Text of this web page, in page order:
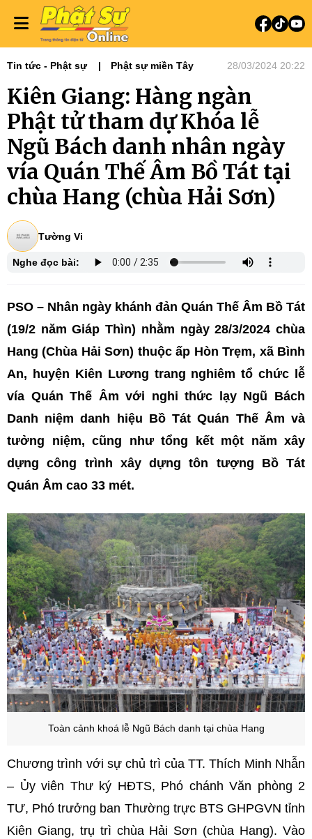
Tin tức - Phật sự Phật sự miền Tây 28/03/2024 20:22
Kiên Giang: Hàng ngàn
Phật tử tham dự Khóa lễ
Ngũ Bách danh nhân ngày
vía Quán Thế Âm Bồ Tát tại
chùa Hang (chùa Hải Sơn)
Tường Vi
Nghe đọc bài:
PSO – Nhân ngày khánh đản Quán Thế Âm Bồ Tát
(19/2 năm Giáp Thìn) nhằm ngày 28/3/2024 chùa
Hang (Chùa Hải Sơn) thuộc ấp Hòn Trẹm, xã Bình
An, huyện Kiên Lương trang nghiêm tổ chức lễ
vía Quán Thế Âm với nghi thức lạy Ngũ Bách
Danh niệm danh hiệu Bồ Tát Quán Thế Âm và
tưởng niệm, cũng như tổng kết một năm xây
dựng công trình xây dựng tôn tượng Bồ Tát
Quán Âm cao 33 mét.
Toàn cảnh khoá lễ Ngũ Bách danh tại chùa Hang
Chương trình với sự chủ trì của TT. Thích Minh Nhẫn
– Ủy viên Thư ký HĐTS, Phó chánh Văn phòng 2
TƯ, Phó trưởng ban Thường trực BTS GHPGVN tỉnh
Kiên Giang, trụ trì chùa Hải Sơn (chùa Hang). Vào